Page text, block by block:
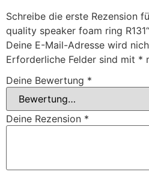
Schreibe die erste Rezension
quality speaker foam ring R131“
Deine E-Mail-Adresse wird
Erforderliche Felder sind mit *
Deine Bewertung *
Deine Rezension *